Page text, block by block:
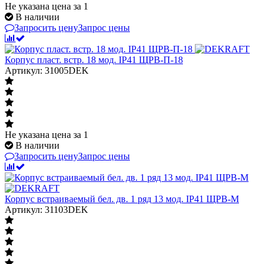
Не указана цена за 1
В наличии
Запросить ценуЗапрос цены
Корпус пласт. встр. 18 мод. IP41 ЩРВ-П-18
Артикул: 31005DEK
Не указана цена за 1
В наличии
Запросить ценуЗапрос цены
Корпус встраиваемый бел. дв. 1 ряд 13 мод. IP41 ЩРВ-М
Артикул: 31103DEK